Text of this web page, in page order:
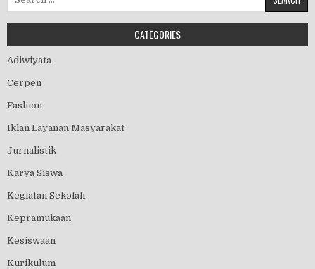
CATEGORIES
Adiwiyata
Cerpen
Fashion
Iklan Layanan Masyarakat
Jurnalistik
Karya Siswa
Kegiatan Sekolah
Kepramukaan
Kesiswaan
Kurikulum